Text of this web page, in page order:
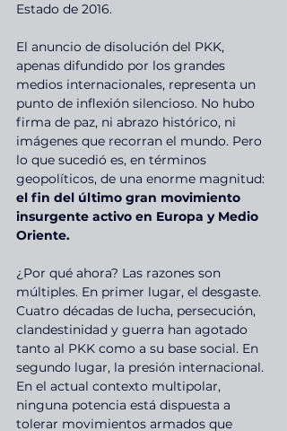
Estado de 2016.
El anuncio de disolución del PKK,
apenas difundido por los grandes
medios internacionales, representa un
punto de inflexión silencioso. No hubo
firma de paz, ni abrazo histórico, ni
imágenes que recorran el mundo. Pero
lo que sucedió es, en términos
geopolíticos, de una enorme magnitud:
el fin del último gran movimiento
insurgente activo en Europa y Medio
Oriente.
¿Por qué ahora? Las razones son
múltiples. En primer lugar, el desgaste.
Cuatro décadas de lucha, persecución,
clandestinidad y guerra han agotado
tanto al PKK como a su base social. En
segundo lugar, la presión internacional.
En el actual contexto multipolar,
ninguna potencia está dispuesta a
tolerar movimientos armados que